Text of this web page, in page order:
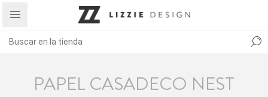
PAPEL CASADECO NEST